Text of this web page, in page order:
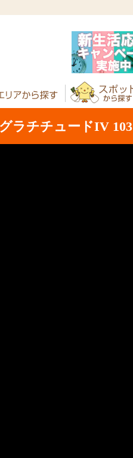
グラチチュードIV 103